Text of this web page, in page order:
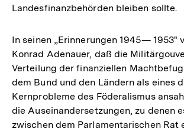
Landesfinanzbehörden bleiben sollte.
In seinen „Erinnerungen 1945— 1953"
Konrad Adenauer, daß die
Verteilung der finanziellen
dem Bund und den Ländern als eines
Kernprobleme des Föderalismus
die Auseinandersetzungen, zu denen
zwischen dem Parlamentarischen Rat